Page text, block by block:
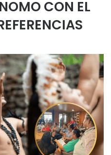
CON EL